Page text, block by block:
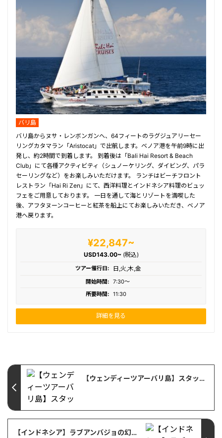
バリ島
バリ島からヌサ・レンボンガンへ、64フィートのラグジュアリーセー
リングカタマラン「Aristocat」で出航します。ベノア港を午前9時に出
発し、約2時間で到着します。 到着後は「Bali Hai Resort & Beach
Club」にて各種アクティビティ（シュノーケリング、ダイビング、パラ
セーリングなど）をお楽しみいただけます。 ランチはビーチフロント
レストラン「Hai Ri Zen」にて、西洋料理とインドネシア料理のビュッ
フェをご用意しております。 一日を通して海とリゾートを満喫した
後、アフタヌーンコーヒーと紅茶を船上にてお楽しみいただき、ベノア
港へ戻ります。
¥22,847~
USD143.00~ (税込)
ツアー催行日: 日,火,木,金
開始時間: 7:30〜
所要時間: 11:30
詳細を見る
【ウェンディーツアーバリ島】スタッフのアグースが結婚しました！
【インドネシア】ラブアンバジョの幻の白い砂浜「タカ・マカッサル」